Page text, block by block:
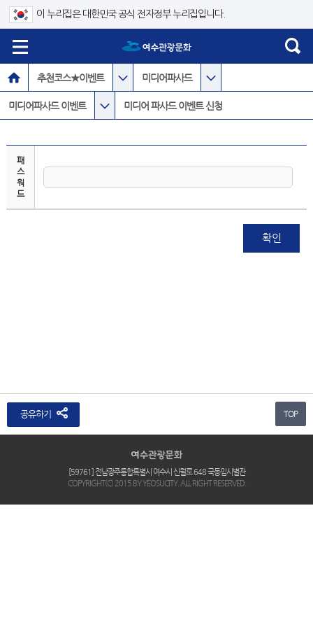
이 누리집은 대한민국 공식 전자정부 누리집입니다.
추천코스★이벤트 미디어파사드
미디어파사드 이벤트 미디어 파사드 이벤트 신청
패
스
워
드
확인
공유하기 TOP
[59761] 전남광주통합특별시 여수시 신월로 648 국동임시별관
COPYRIGHT(C) 2015 BY YEOSUCITY. ALL RIGHT RESERVED.